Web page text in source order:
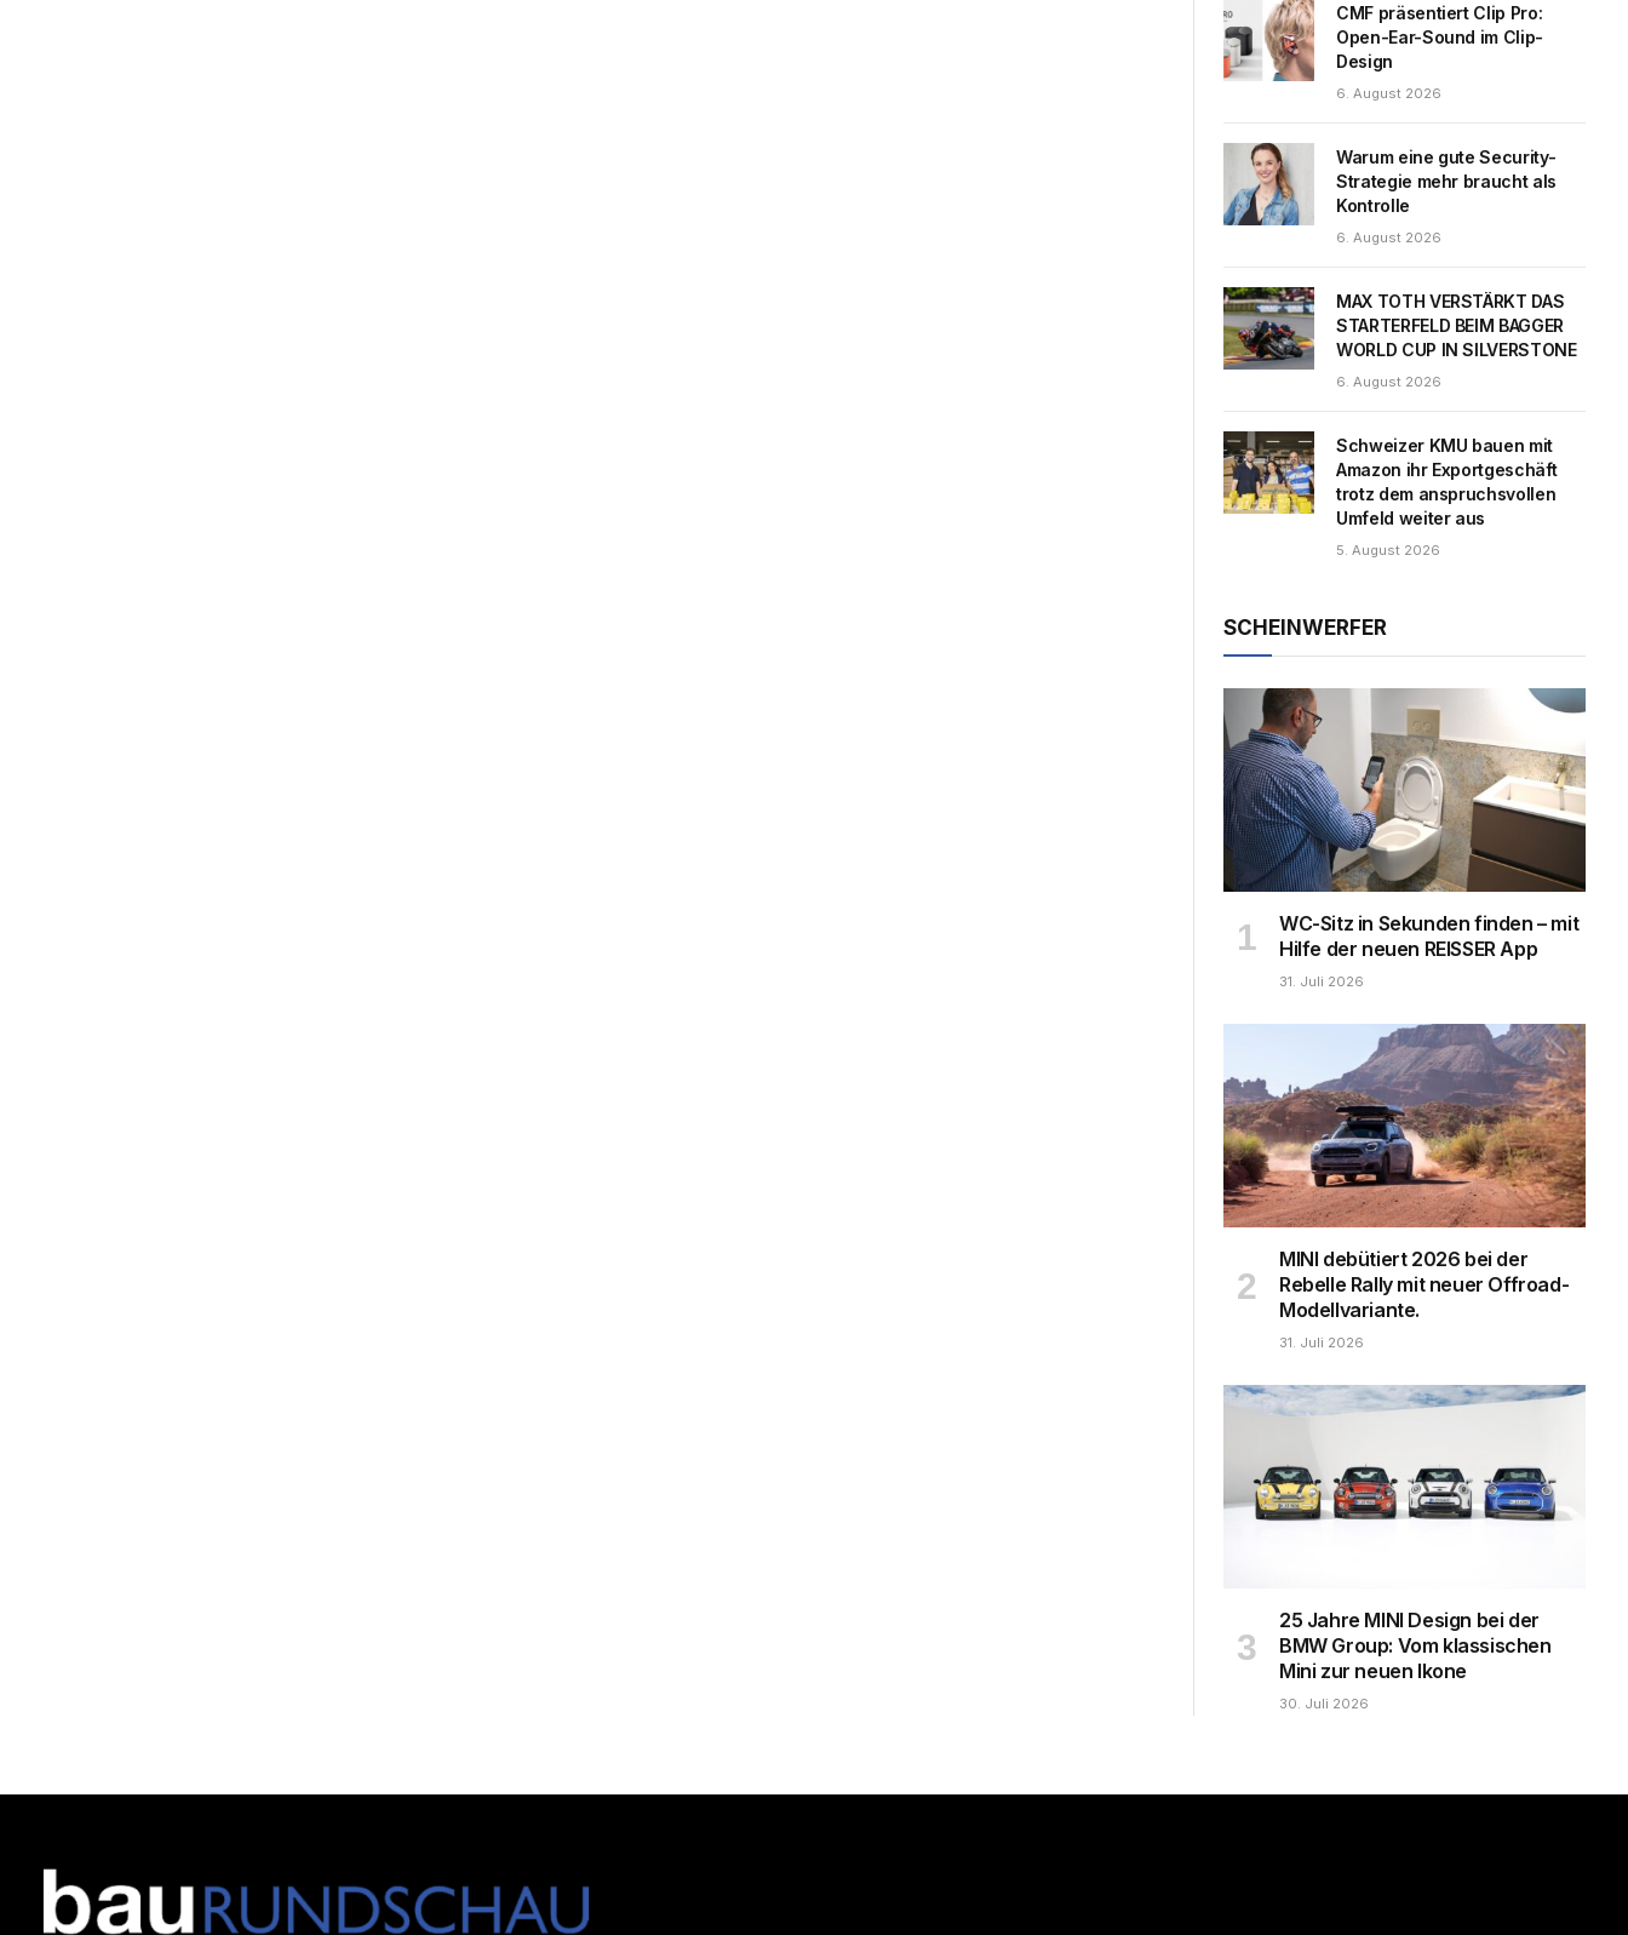
CMF präsentiert Clip Pro:
Open-Ear-Sound im Clip-
Design
6. August 2026
Warum eine gute Security-
Strategie mehr braucht als
Kontrolle
6. August 2026
MAX TOTH VERSTÄRKT DAS
STARTERFELD BEIM BAGGER
WORLD CUP IN SILVERSTONE
6. August 2026
Schweizer KMU bauen mit
Amazon ihr Exportgeschäft
trotz dem anspruchsvollen
Umfeld weiter aus
5. August 2026
SCHEINWERFER
WC-Sitz in Sekunden finden – mit
Hilfe der neuen REISSER App
31. Juli 2026
MINI debütiert 2026 bei der
Rebelle Rally mit neuer Offroad-
Modellvariante.
31. Juli 2026
25 Jahre MINI Design bei der
BMW Group: Vom klassischen
Mini zur neuen Ikone
30. Juli 2026